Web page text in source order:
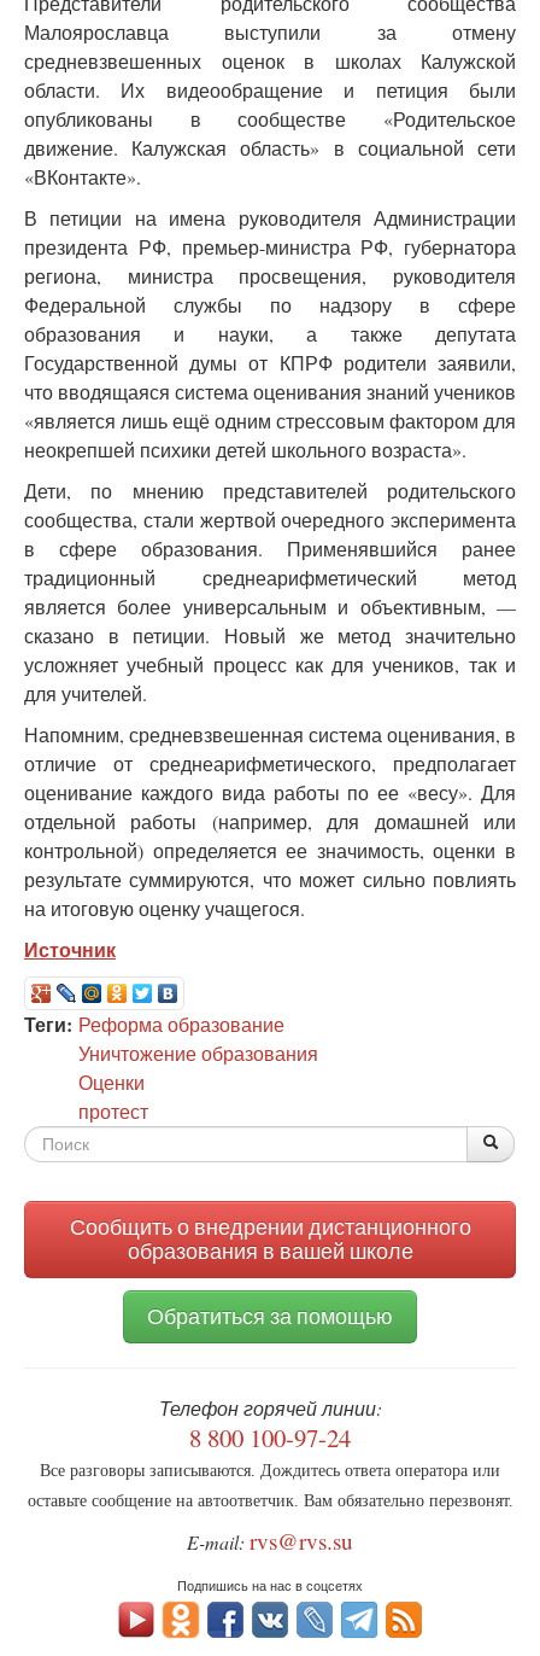
Малоярославца выступили за отмену
средневзвешенных оценок в школах Калужской
области. Их видеообращение и петиция были
опубликованы в сообществе «Родительское
движение. Калужская область» в социальной сети
«ВКонтакте».
В петиции на имена руководителя Администрации
президента РФ, премьер-министра РФ, губернатора
региона, министра просвещения, руководителя
Федеральной службы по надзору в сфере
образования и науки, а также депутата
Государственной думы от КПРФ родители заявили,
что вводящаяся система оценивания знаний учеников
«является лишь ещё одним стрессовым фактором для
неокрепшей психики детей школьного возраста».
Дети, по мнению представителей родительского
сообщества, стали жертвой очередного эксперимента
в сфере образования. Применявшийся ранее
традиционный среднеарифметический метод
является более универсальным и объективным, —
сказано в петиции. Новый же метод значительно
усложняет учебный процесс как для учеников, так и
для учителей.
Напомним, средневзвешенная система оценивания, в
отличие от среднеарифметического, предполагает
оценивание каждого вида работы по ее «весу». Для
отдельной работы (например, для домашней или
контрольной) определяется ее значимость, оценки в
результате суммируются, что может сильно повлиять
на итоговую оценку учащегося.
Источник
Теги: Реформа образование
Уничтожение образования
Оценки
протест
Форма
Сообщить о внедрении дистанционного
образования в вашей школе
Обратиться за помощью
Телефон горячей линии:
8 800 100-97-24
Все разговоры записываются. Дождитесь ответа оператора или
оставьте сообщение на автоответчик. Вам обязательно перезвонят.
E-mail: rvs@rvs.su
Подпишись на нас в соцсетях